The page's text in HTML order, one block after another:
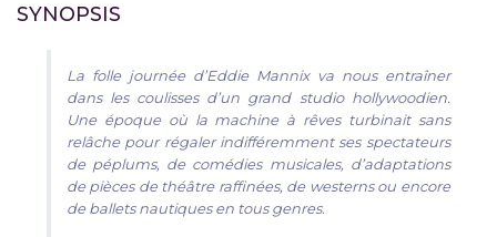
SYNOPSIS
La folle journée d’Eddie Mannix va nous entraîner
dans les coulisses d’un grand studio hollywoodien.
Une époque où la machine à rêves turbinait sans
relâche pour régaler indifféremment ses spectateurs
de péplums, de comédies musicales, d’adaptations
de pièces de théâtre raffinées, de westerns ou encore
de ballets nautiques en tous genres.